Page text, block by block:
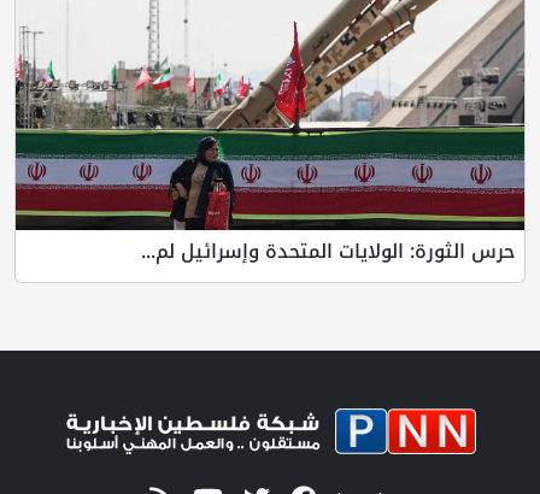
حرس الثورة: الولايات المتحدة وإسرائيل لم...